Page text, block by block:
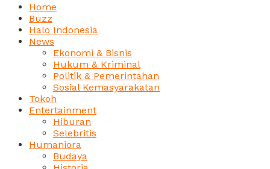
Home
Buzz
Halo Indonesia
News
Ekonomi & Bisnis
Hukum & Kriminal
Politik & Pemerintahan
Sosial Kemasyarakatan
Tokoh
Entertainment
Hiburan
Selebritis
Humaniora
Budaya